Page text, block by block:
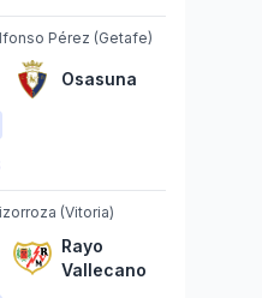
Pérez (Getafe)
Osasuna
(Vitoria)
Rayo
Vallecano